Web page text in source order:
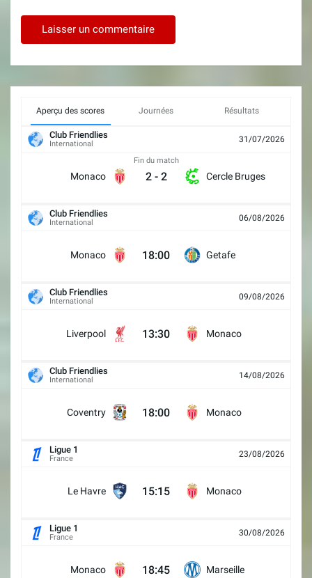
Aperçu des scores Journées Résultats
Club Friendlies
International 31/07/2026
Monaco
Fin du match
2 - 2 Cercle Bruges
Club Friendlies
International 06/08/2026
Monaco 18:00 Getafe
Club Friendlies
International 09/08/2026
Liverpool 13:30 Monaco
Club Friendlies
International 14/08/2026
Coventry 18:00 Monaco
Ligue 1
France 23/08/2026
Le Havre 15:15 Monaco
Ligue 1
France 30/08/2026
Monaco 18:45 Marseille